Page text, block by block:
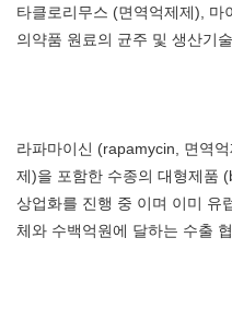
타클로리무스 (면역억제제), 마
의약품 원료의 균주 및 생산기
라파마이신 (rapamycin, 면역
제)을 포함한 수종의 대형제품
상업화를 진행 중 이며 이미 유
체와 수백억원에 달하는 수출